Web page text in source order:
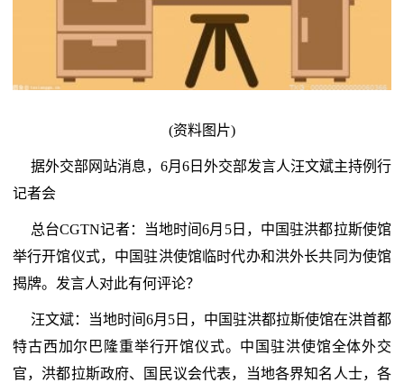
(资料图片)
据外交部网站消息，6月6日外交部发言人汪文斌主持例行
记者会
总台CGTN记者：当地时间6月5日，中国驻洪都拉斯使馆
举行开馆仪式，中国驻洪使馆临时代办和洪外长共同为使馆
揭牌。发言人对此有何评论？
汪文斌：当地时间6月5日，中国驻洪都拉斯使馆在洪首都
特古西加尔巴隆重举行开馆仪式。中国驻洪使馆全体外交
官，洪都拉斯政府、国民议会代表，当地各界知名人士，各